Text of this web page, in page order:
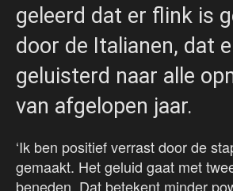
geleerd dat er flink is
door de Italianen, dat
geluisterd naar alle
van afgelopen jaar.
‘Ik ben positief verrast door de
gemaakt. Het geluid gaat met
beneden. Dat betekent minder